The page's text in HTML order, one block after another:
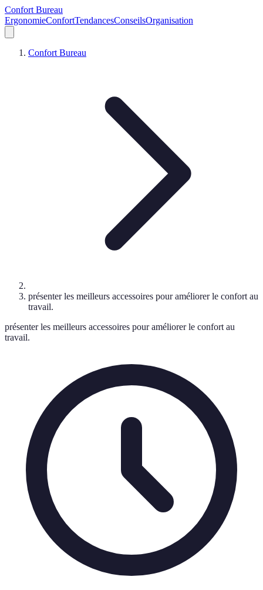
Confort Bureau
ErgonomieConfortTendancesConseilsOrganisation
Confort Bureau
présenter les meilleurs accessoires pour améliorer le confort au
travail.
présenter les meilleurs accessoires pour améliorer le confort au
travail.